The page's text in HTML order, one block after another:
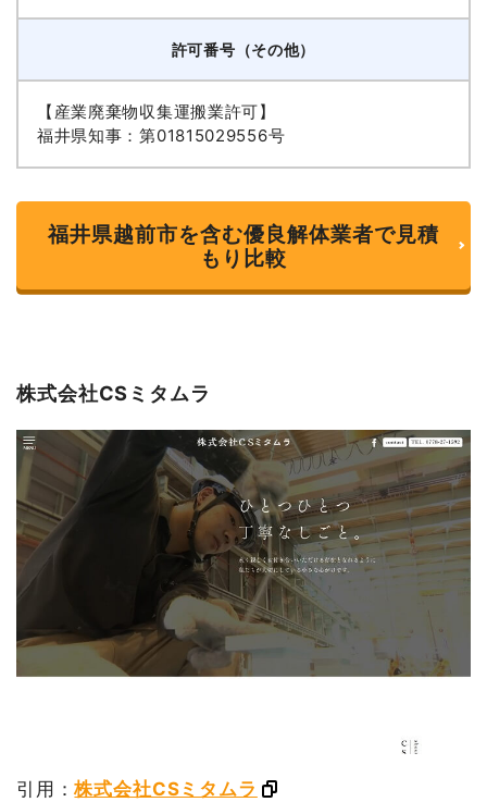
許可番号（その他）
【産業廃棄物収集運搬業許可】
福井県知事：第01815029556号
福井県越前市を含む優良解体業者で見積
もり比較
株式会社CSミタムラ
引用：株式会社CSミタムラ